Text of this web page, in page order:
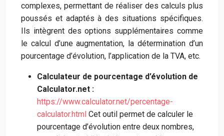
complexes, permettant de réaliser des calculs plus
poussés et adaptés à des situations spécifiques.
Ils intègrent des options supplémentaires comme
le calcul d’une augmentation, la détermination d’un
pourcentage d’évolution, l’application de la TVA, etc.
Calculateur de pourcentage d’évolution de
Calculator.net :
https://www.calculator.net/percentage-
calculator.html Cet outil permet de calculer le
pourcentage d’évolution entre deux nombres,